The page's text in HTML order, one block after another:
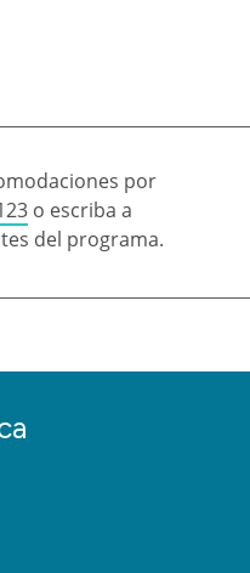
por
o escriba a
del programa.